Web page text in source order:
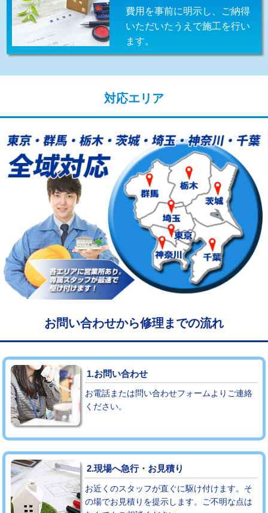
給水管工事※（バンド止め) 3,300円
給水管工事※（支持金具設置)
業)
給水管工事※（塩ビ管（VP・HI）使
用/3ｍまで)
33,000円
給水管工事※（塩ビ管（VP・HI）使
用（追加）/3ｍ超え)
+8,800円
給水管工事※（ライニング鋼管・銅
管・ポリ管・HT管使用/3ｍまで)
44,000円
給水管工事※（ライニング鋼管・銅
管・ポリ管・HT管使用/3ｍ超え)
+8,800円
マス交換（土の掘削・埋め戻し作業） 11,000円~
マス交換（深さ50㎝未満） 55,000円
マス交換（深さ50㎝以上） 66,000円
コンクリート斫り（厚さ10㎝まで）
コンクリート斫り（厚さ10㎝超え） 38,500円
モルタル補修（厚さ10㎝まで）
モルタル補修（厚さ10㎝超え） 38,500円
追加人工 16,500円
廃棄・処分 現場見積
費用を事前に明示し、ご納得
いただいたうえで施工を行い
ます。
対応エリア
お問い合わせから修理までの流れ
1.お問い合わせ
お電話または問い合わせフォームよりご連絡
ください。
2.現場へ急行・お見積り
お近くのスタッフが直ぐに駆け付けます。そ
の場でお見積りを提示します。ご不明な点は